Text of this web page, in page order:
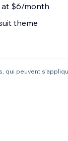
at $6/month
theme
qui peuvent